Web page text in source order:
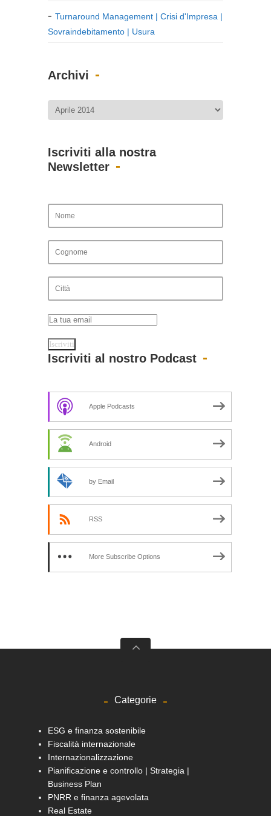
Turnaround Management | Crisi d'Impresa |
Sovraindebitamento | Usura
Archivi
Iscriviti alla nostra
Newsletter
Iscriviti al nostro Podcast
Apple Podcasts
Android
by Email
RSS
More Subscribe Options
Categorie
ESG e finanza sostenibile
Fiscalità internazionale
Internazionalizzazione
Pianificazione e controllo | Strategia |
Business Plan
PNRR e finanza agevolata
Real Estate